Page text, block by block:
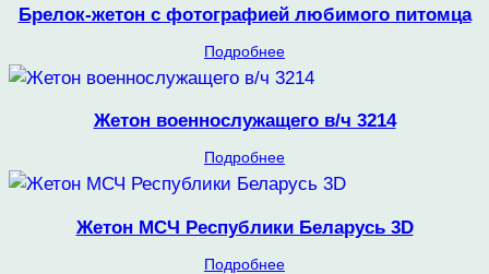
Брелок-жетон с фотографией любимого питомца
Подробнее
Жетон военнослужащего в/ч 3214
Подробнее
Жетон МСЧ Республики Беларусь 3D
Подробнее